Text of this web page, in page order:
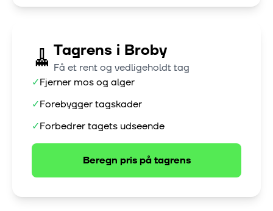
🧹 Tagrens i Broby
Få et rent og vedligeholdt tag
✓Fjerner mos og alger
✓Forebygger tagskader
✓Forbedrer tagets udseende
Beregn pris påtagrens